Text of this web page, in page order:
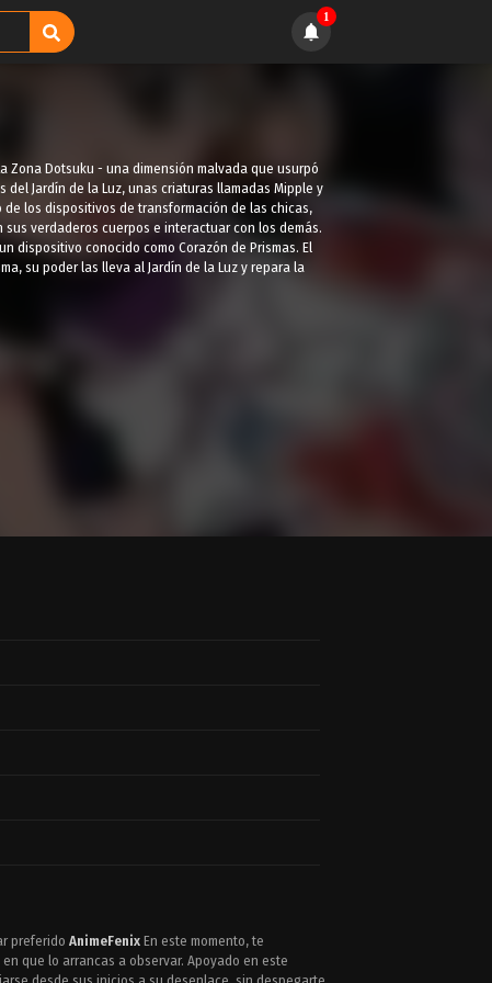
1
Zona Dotsuku - una dimensión malvada que usurpó
Jardín de la Luz, unas criaturas llamadas Mipple y
los dispositivos de transformación de las chicas,
verdaderos cuerpos e interactuar con los demás.
dispositivo conocido como Corazón de Prismas. El
su poder las lleva al Jardín de la Luz y repara la
preferido AnimeFenix En este momento, te
que lo arrancas a observar. Apoyado en este